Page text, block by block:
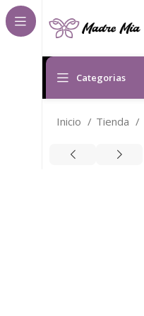
Categorias
Inicio Tienda